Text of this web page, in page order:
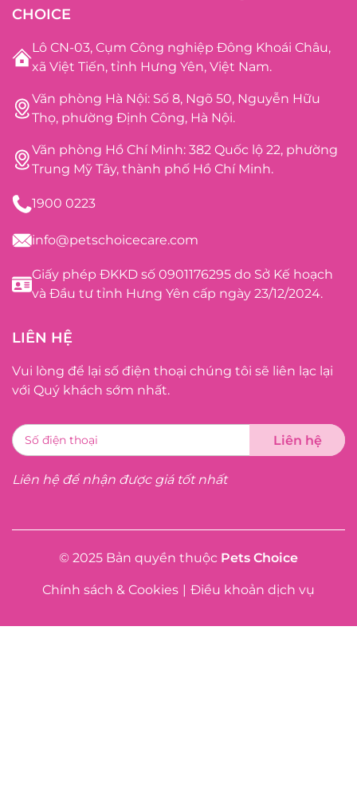
CHOICE
Lô CN-03, Cụm Công nghiệp Đông Khoái Châu,
xã Việt Tiến, tỉnh Hưng Yên, Việt Nam.
Văn phòng Hà Nội: Số 8, Ngõ 50, Nguyễn Hữu
Thọ, phường Định Công, Hà Nội.
Văn phòng Hồ Chí Minh: 382 Quốc lộ 22, phường
Trung Mỹ Tây, thành phố Hồ Chí Minh.
1900 0223
info@petschoicecare.com
Giấy phép ĐKKD số 0901176295 do Sở Kế hoạch
và Đầu tư tỉnh Hưng Yên cấp ngày 23/12/2024.
LIÊN HỆ
Vui lòng để lại số điện thoại chúng tôi sẽ liên lạc lại
với Quý khách sớm nhất.
Liên hệ để nhận được giá tốt nhất
© 2025 Bản quyền thuộc Pets Choice
Chính sách & Cookies | Điều khoản dịch vụ